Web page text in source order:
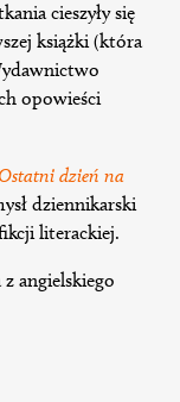
cieszyły się
książki (która
opowieści
dzień na
dziennikarski
literackiej.
angielskiego